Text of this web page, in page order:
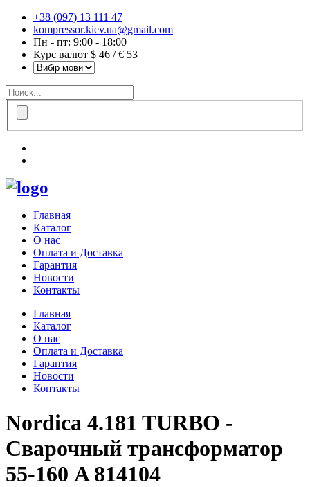
+38 (097) 13 111 47
kompressor.kiev.ua@gmail.com
Пн - пт: 9:00 - 18:00
Курс валют $ 46 / € 53
Главная
Каталог
О нас
Оплата и Доставка
Гарантия
Новости
Контакты
Главная
Каталог
О нас
Оплата и Доставка
Гарантия
Новости
Контакты
Nordica 4.181 TURBO -
Сварочный трансформатор
55-160 A 814104